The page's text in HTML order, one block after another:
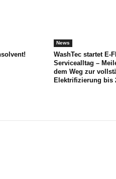
News
WashTec startet E-
Servicealltag –
dem Weg zur
Elektrifizierung bis